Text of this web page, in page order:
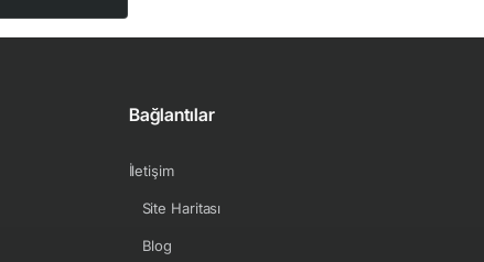
Bağlantılar
İletişim
Site Haritası
Blog